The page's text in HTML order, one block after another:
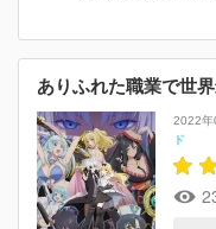
ありふれた職業で世
2022年
ド